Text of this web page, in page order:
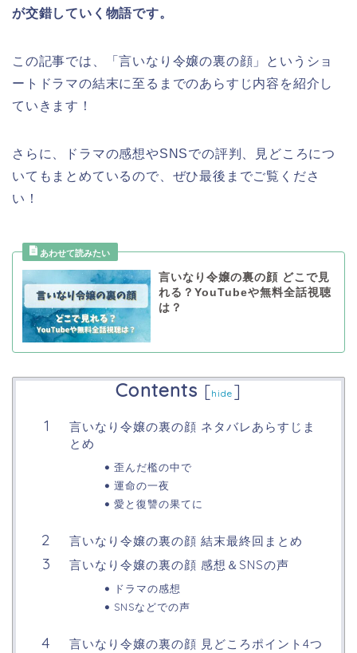
が交錯していく物語です。
この記事では、「言いなり令嬢の裏の顔」 と いうショ
ートドラマの結末に至るまでのあらすじ内容を紹介し
ていきます！
さらに、ドラマの感想やSNSでの評判、見どころにつ
いてもまとめているので、ぜひ最後までご覧くださ
い！
言いなり令嬢の裏の顔 どこで見
れる？YouTubeや無料全話視聴
は？
Contents [hide ]
言いなり令嬢の裏の顔 ネタバレあらすじま
とめ
歪んだ檻の中で
運命の一夜
愛と復讐の果てに
言いなり令嬢の裏の顔 結末最終回まとめ
言いなり令嬢の裏の顔 感想＆SNSの声
ドラマの感想
SNSなどでの声
言いなり令嬢の裏の顔 見どころポイント4つ